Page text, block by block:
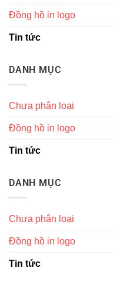
Đồng hồ in logo
Tin tức
DANH MỤC
Chưa phân loại
Đồng hồ in logo
Tin tức
DANH MỤC
Chưa phân loại
Đồng hồ in logo
Tin tức